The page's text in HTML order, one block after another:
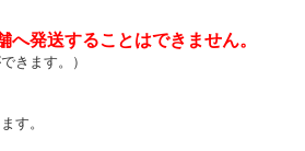
発送することはできません。
きます。）
す。